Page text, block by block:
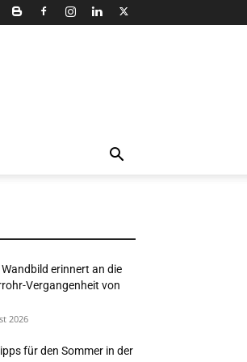
Wandbild erinnert an die
Vergangenheit von
2026
für den Sommer in der